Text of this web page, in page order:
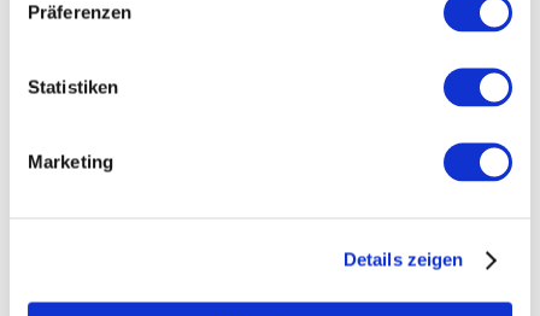
Präferenzen
Statistiken
Marketing
Details zeigen
+ 2 meer